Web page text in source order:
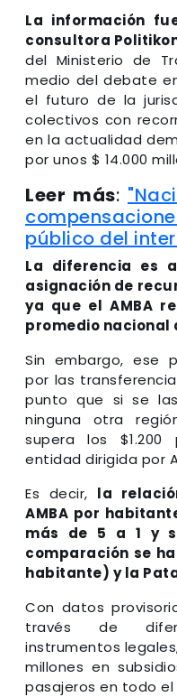
La información
consultora
del Ministerio de
medio del debate
el futuro de la
colectivos con
en la actualidad
por unos $ 14.000
Leer más:
público del
La diferencia es
asignación de
ya que el AMBA
promedio nacional
Sin embargo, ese
por las
punto que si se
ninguna otra
supera los
entidad dirigida por
Es decir, la
AMBA por
más de 5 a 1 y
comparación se
habitante) y la
Con datos
través de
instrumentos
millones en
pasajeros en todo el